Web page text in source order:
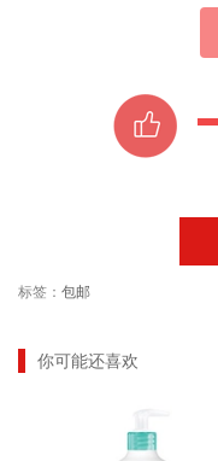
标签： 包邮
你可能还喜欢